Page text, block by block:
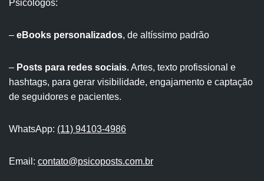
Psicólogos:
– eBooks personalizados, de altíssimo padrão
– Posts para redes sociais. Artes, texto profissional e
hashtags, para gerar visibilidade, engajamento e captação
de seguidores e pacientes.
WhatsApp: (11) 94103-4986
Email: contato@psicoposts.com.br